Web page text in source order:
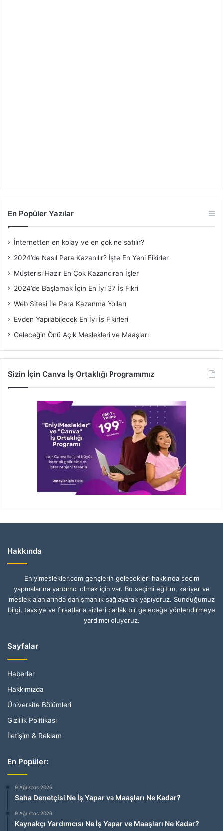
En Popüler Yazılar
İnternetten en kolay ve en çok ne satılır?
2024’de Nasıl Para Kazanılır? İşte En Yeni Fikirler
Müşterisi Hazır En Çok Kazandıran İşler
2024’de Başlamak İçin En İyi 37 İş Fikri
Web Sitesi İle Para Kazanma Yolları
Evden Yapılabilecek En İyi İş Fikirleri
Geleceğin Önü Açık Meslekleri ve Maaşları
Sizin İçin Canva İş Ortaklığı Programımız
Hakkında
Eniyimeslekler.com gençlerin gelecekleri hakkında seçim
yapmalarına yardımcı olmak için var. Bu seçimi eğitim, kariyer ve
meslek alanlarında danışmanlık sağlayarak yapıyoruz. Sunduğumuz
bilgi, tavsiye ve fırsatlarla sizleri parlak bir geleceğe yönlendirmeye
yardımcı oluyoruz.
Sayfalar
Haberler
Hakkımızda
Üniversite Bölümleri
Gizlilik Politikası
İletişim & Reklam
En Popüler:
9 Ağustos 2026
Saha Denetçisi Ne İş Yapar ve Maaşları Ne Kadar?
9 Ağustos 2026
Kaynakçı Yardımcısı Ne İş Yapar ve Maaşları Ne Kadar?